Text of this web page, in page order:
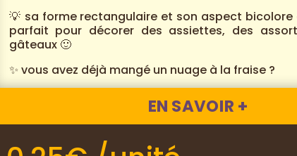
💡 sa forme rectangulaire et son aspect bicolore
parfait pour décorer des assiettes, des
gâteaux 🙂
✨ vous avez déjà mangé un nuage à la fraise ?
EN SAVOIR +